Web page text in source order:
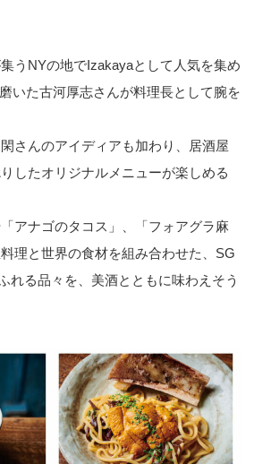
うNYの地でIzakayaとして人気を集め
いた古河厚志さんが料理長として腕を
さんのアイディアも加わり、居酒屋
したオリジナルメニューが楽しめる
アナゴのタコス」、「フォアグラ麻
理と世界の食材を組み合わせた、SG
れる品々を、美酒とともに味わえそう